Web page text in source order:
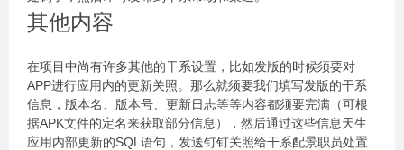
其他内容
在项目中尚有许多其他的干系设置，比如发版的时候须要对
APP进行应用内的更新关照。那么就须要我们填写发版的干系
信息，版本名、版本号、更新日志等等内容都须要完满（可根
据APK文件的定名来获取部分信息），然后通过这些信息天生
应用内部更新的SQL语句，发送钉钉关照给干系配景职员处置